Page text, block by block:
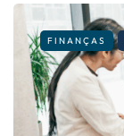
FINANÇAS